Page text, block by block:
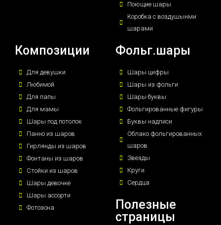
Поющие шары
Коробка с воздушынми
шарами
Композиции
Для девушки
Любимой
Для папы
Для мамы
Шары под потолок
Панно из шаров
Гирлянды из шаров
Фонтаны из шаров
Стойки из шаров
Шары девочке
Шары ассорти
Фотозона
Фольг.шары
Шары цифры
Шары из фольги
Шары буквы
Фольгированные фигуры
Буквы надписи
Облако фольгированных
шаров
Звезды
Круги
Сердца
Полезные
страницы